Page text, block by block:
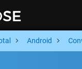
Android